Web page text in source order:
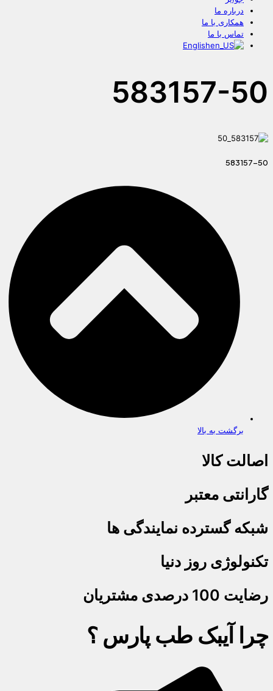
درباره ما
همکاری با ما
تماس با ما
English
583157-50
583157-50
برگشت به بالا
اصالت کالا
گارانتی معتبر
شبکه گسترده نمایندگی ها
تکنولوژی روز دنیا
رضایت 100 درصدی مشتریان
چرا آیبک طب پارس ؟